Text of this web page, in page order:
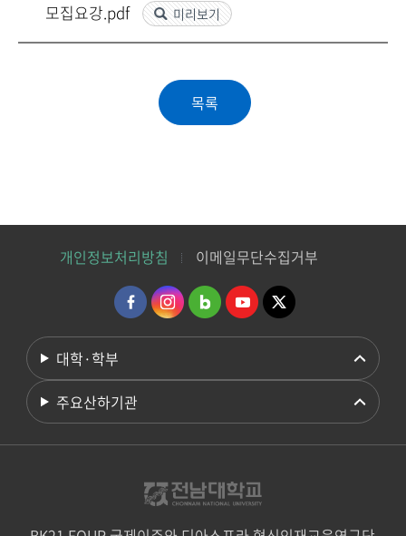
모집요강.pdf
미리보기
개인정보처리방침 이메일무단수집거부
대학·학부
주요산하기관